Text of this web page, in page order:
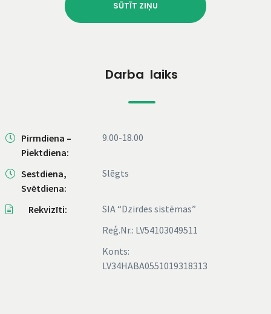
Darba laiks
Pirmdiena –
Piektdiena:
9.00-18.00
Sestdiena,
Svētdiena:
Slēgts
Rekvizīti:
SIA “Dzirdes sistēmas”
Reģ.Nr.: LV54103049511
Konts:
LV34HABA0551019318313